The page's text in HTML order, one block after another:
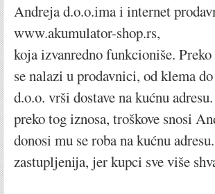
Andreja d.o.o.ima i internet
www.akumulator-shop.rs,
koja izvanredno funkcioniše.
se nalazi u prodavnici, od klema
d.o.o. vrši dostave na kućnu
preko tog iznosa, troškove snosi
donosi mu se roba na kućnu
zastupljenija, jer kupci sve više